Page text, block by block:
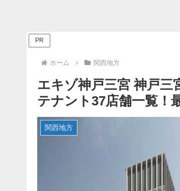
PR
ホーム 関西地方
エキゾ神戸三宮 神戸三
テナント37店舗一覧！
関西地方